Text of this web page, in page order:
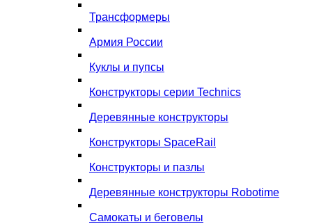
Трансформеры
Армия России
Куклы и пупсы
Конструкторы серии Technics
Деревянные конструкторы
Конструкторы SpaceRail
Конструкторы и пазлы
Деревянные конструкторы Robotime
Самокаты и беговелы